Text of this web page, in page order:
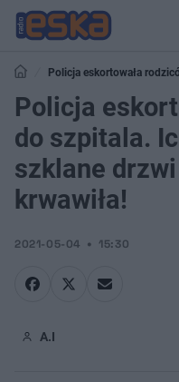
Policja eskortowała
drzwi i obficie krwawiła!
Policja
do szpitala.
szklane
krwawiła!
2021-05-04 15:30
A.I